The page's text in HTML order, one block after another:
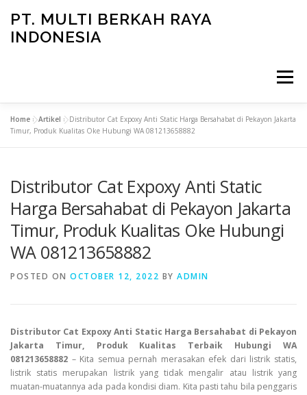
content
PT. MULTI BERKAH RAYA
INDONESIA
Menu
CONTACT
Home »Artikel »Distributor Cat Expoxy Anti Static Harga Bersahabat di Pekayon Jakarta
Timur, Produk Kualitas Oke Hubungi WA 081213658882
Distributor Cat Expoxy Anti Static
Harga Bersahabat di Pekayon Jakarta
Timur, Produk Kualitas Oke Hubungi
WA 081213658882
POSTED ON OCTOBER 12, 2022 BY ADMIN
Distributor Cat Expoxy Anti Static Harga Bersahabat di Pekayon
Jakarta Timur, Produk Kualitas Terbaik Hubungi WA
081213658882 – Kita semua pernah merasakan efek dari listrik statis,
listrik statis merupakan listrik yang tidak mengalir atau listrik yang
muatan-muatannya ada pada kondisi diam. Kita pasti tahu bila penggaris